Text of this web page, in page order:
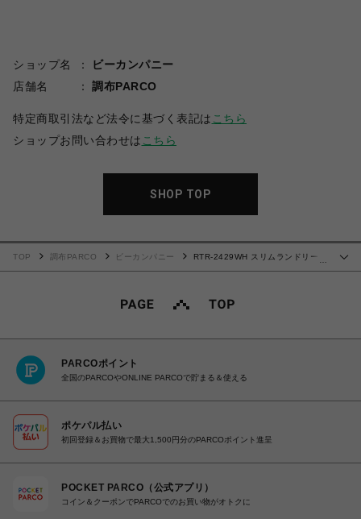
ショップ名
ビーカンパニー
店舗名
調布PARCO
特定商取引法など法令に基づく表記は こちら
ショップお問い合わせは こちら
SHOP TOP
…
TOP 調布PARCO ビーカンパニー
RTR-2429WH スリムランドリーラ
PARCOポイント
全国のPARCOやONLINE PARCOで貯まる＆使える
ポケパル払い
初回登録＆お買物で最大1,500円分のPARCOポイント進呈
POCKET PARCO（公式アプリ）
コイン＆クーポンでPARCOでのお買い物がオトクに